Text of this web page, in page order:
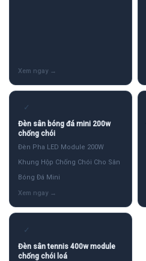
✓
Đèn sân bóng đá mini 200w
chống chói
Đèn Pha LED Module 200W
Khung Hộp Chống Chói Cho Sân
Bóng Đá Mini
✓
Đèn sân tennis 400w module
chống chói loá